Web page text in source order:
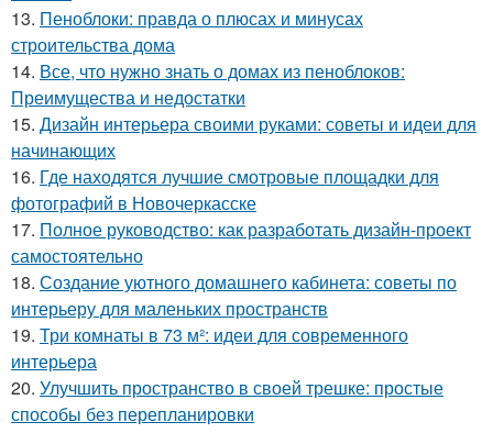
13. Пеноблоки: правда о плюсах и минусах
строительства дома
14. Все, что нужно знать о домах из пеноблоков:
Преимущества и недостатки
15. Дизайн интерьера своими руками: советы и идеи для
начинающих
16. Где находятся лучшие смотровые площадки для
фотографий в Новочеркасске
17. Полное руководство: как разработать дизайн-проект
самостоятельно
18. Создание уютного домашнего кабинета: советы по
интерьеру для маленьких пространств
19. Три комнаты в 73 м²: идеи для современного
интерьера
20. Улучшить пространство в своей трешке: простые
способы без перепланировки